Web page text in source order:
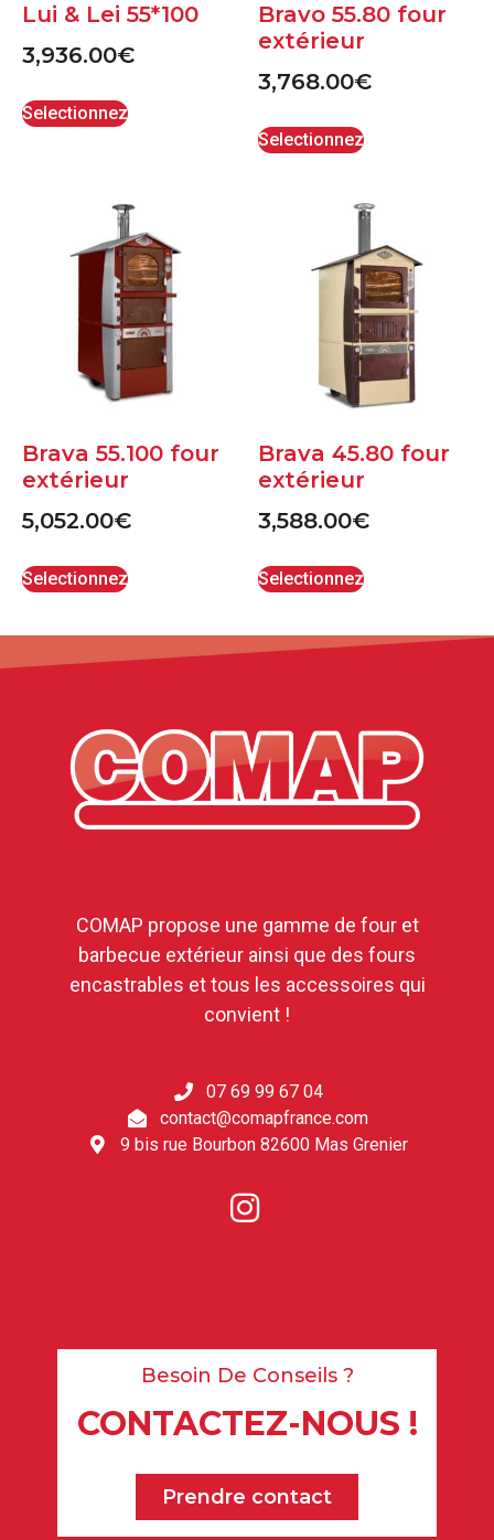
Lui & Lei 55*100
3,936.00€
Selectionnez
Bravo 55.80 four
extérieur
3,768.00€
Selectionnez
Brava 55.100 four
extérieur
5,052.00€
Selectionnez
Brava 45.80 four
extérieur
3,588.00€
Selectionnez
COMAP propose une gamme de four et
barbecue extérieur ainsi que des fours
encastrables et tous les accessoires qui
convient !
07 69 99 67 04
contact@comapfrance.com
9 bis rue Bourbon 82600 Mas Grenier
Besoin De Conseils ?
CONTACTEZ-NOUS !
Prendre contact